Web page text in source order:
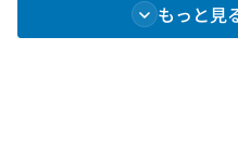
もっと見